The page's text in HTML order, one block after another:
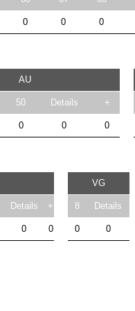
0 0 0
AU
50 Details +
0 0 0
VG
Details + 8 Details
0 0 0 0